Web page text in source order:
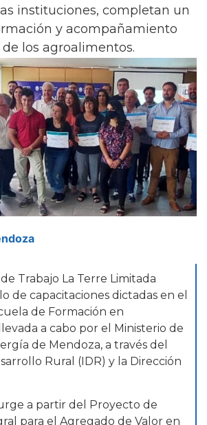
instituciones, completan un
y acompañamiento
los agroalimentos.
Trabajo La Terre Limitada
de capacitaciones dictadas en el
de Formación en
a cabo por el Ministerio de
de Mendoza, a través del
Rural (IDR) y la Dirección
a partir del Proyecto de
para el Agregado de Valor en